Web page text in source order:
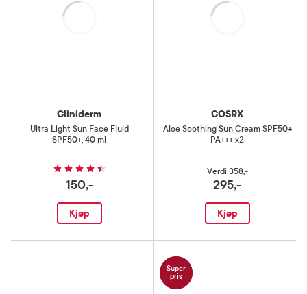
Cliniderm
Ultra Light Sun Face Fluid
SPF50+, 40 ml
150,-
Kjøp
COSRX
Aloe Soothing Sun Cream SPF50+
PA+++ x2
Verdi 358,-
295,-
Kjøp
Super
pris